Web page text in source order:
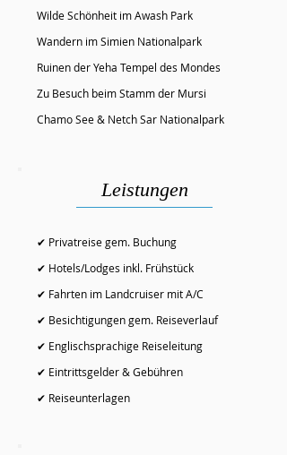
Wilde Schönheit im Awash Park
Wandern im Simien Nationalpark
Ruinen der Yeha Tempel des Mondes
Zu Besuch beim Stamm der Mursi
Chamo See & Netch Sar Nationalpark
Leistungen
✔ Privatreise gem. Buchung
✔ Hotels/Lodges inkl. Frühstück
✔ Fahrten im Landcruiser mit A/C
✔ Besichtigungen gem. Reiseverlauf
✔ Englischsprachige Reiseleitung
✔ Eintrittsgelder & Gebühren
✔ Reiseunterlagen